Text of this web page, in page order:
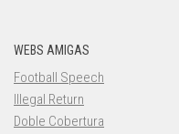
WEBS AMIGAS
Football Speech
Illegal Return
Doble Cobertura